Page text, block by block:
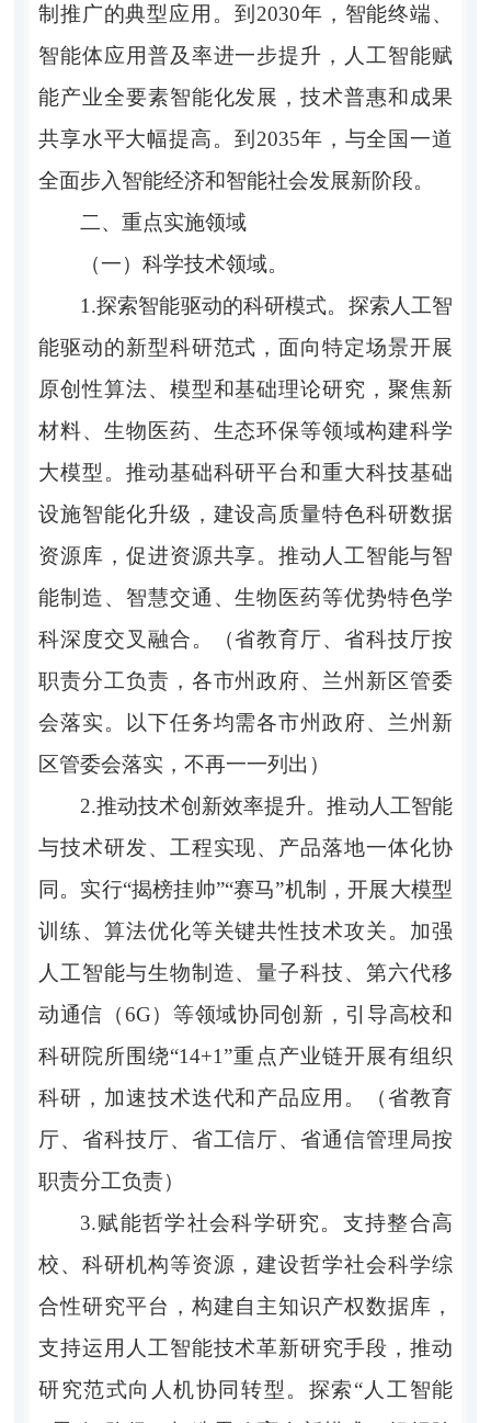
制推广的典型应用。到2030年，智能终端、
智能体应用普及率进一步提升，人工智能赋
能产业全要素智能化发展，技术普惠和成果
共享水平大幅提高。到2035年，与全国一道
全面步入智能经济和智能社会发展新阶段。
二、重点实施领域
（一）科学技术领域。
1.探索智能驱动的科研模式。探索人工智
能驱动的新型科研范式，面向特定场景开展
原创性算法、模型和基础理论研究，聚焦新
材料、生物医药、生态环保等领域构建科学
大模型。推动基础科研平台和重大科技基础
设施智能化升级，建设高质量特色科研数据
资源库，促进资源共享。推动人工智能与智
能制造、智慧交通、生物医药等优势特色学
科深度交叉融合。（省教育厅、省科技厅按
职责分工负责，各市州政府、兰州新区管委
会落实。以下任务均需各市州政府、兰州新
区管委会落实，不再一一列出）
2.推动技术创新效率提升。推动人工智能
与技术研发、工程实现、产品落地一体化协
同。实行“揭榜挂帅”“赛马”机制，开展大模型
训练、算法优化等关键共性技术攻关。加强
人工智能与生物制造、量子科技、第六代移
动通信（6G）等领域协同创新，引导高校和
科研院所围绕“14+1”重点产业链开展有组织
科研，加速技术迭代和产品应用。（省教育
厅、省科技厅、省工信厅、省通信管理局按
职责分工负责）
3.赋能哲学社会科学研究。支持整合高
校、科研机构等资源，建设哲学社会科学综
合性研究平台，构建自主知识产权数据库，
支持运用人工智能技术革新研究手段，推动
研究范式向人机协同转型。探索“人工智能